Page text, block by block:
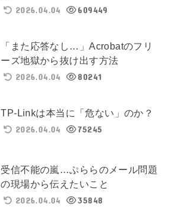
2026.04.04
609449
「また応答なし…」Acrobatのフリ
ーズ地獄から抜け出す方法
2026.04.04
80241
TP-Linkは本当に「危ない」のか？
2026.04.04
75245
受信不能の嵐…ぷららのメール問題
の現場から伝えたいこと
2026.04.04
35848